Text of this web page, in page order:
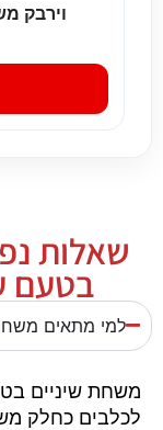
וירבק
שאלות
בטעם
למי מתאים משחת
לכלבים כחלק